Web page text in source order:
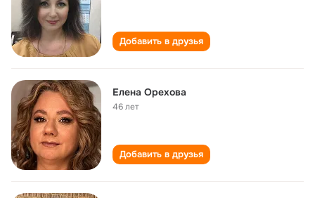
Добавить в друзья
Елена Орехова
46 лет
Добавить в друзья